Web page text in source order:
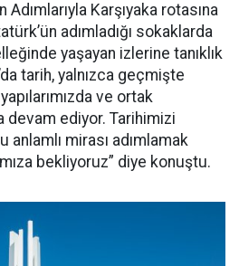
Adımlarıyla Karşıyaka rotasına
adımladığı sokaklarda
yaşayan izlerine tanıklık
tarih, yalnızca geçmişte
ve ortak
devam ediyor. Tarihimizi
anlamlı mirası adımlamak
bekliyoruz” diye konuştu.